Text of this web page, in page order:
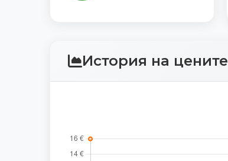
История на цените